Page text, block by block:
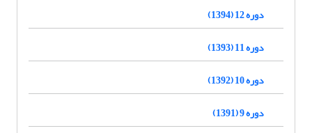
دوره 12 (1394)
دوره 11 (1393)
دوره 10 (1392)
دوره 9 (1391)